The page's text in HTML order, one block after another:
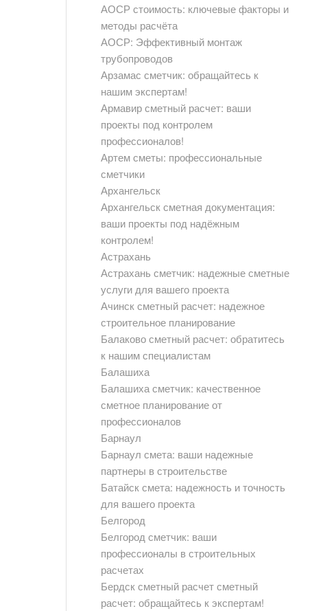
АОСР стоимость: ключевые факторы и
методы расчёта
АОСР: Эффективный монтаж
трубопроводов
Арзамас сметчик: обращайтесь к
нашим экспертам!
Армавир сметный расчет: ваши
проекты под контролем
профессионалов!
Артем сметы: профессиональные
сметчики
Архангельск
Архангельск сметная документация:
ваши проекты под надёжным
контролем!
Астрахань
Астрахань сметчик: надежные сметные
услуги для вашего проекта
Ачинск сметный расчет: надежное
строительное планирование
Балаково сметный расчет: обратитесь
к нашим специалистам
Балашиха
Балашиха сметчик: качественное
сметное планирование от
профессионалов
Барнаул
Барнаул смета: ваши надежные
партнеры в строительстве
Батайск смета: надежность и точность
для вашего проекта
Белгород
Белгород сметчик: ваши
профессионалы в строительных
расчетах
Бердск сметный расчет сметный
расчет: обращайтесь к экспертам!